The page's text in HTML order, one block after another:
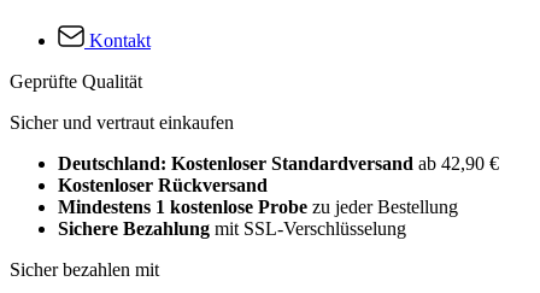
Kontakt
Geprüfte Qualität
Sicher und vertraut einkaufen
Deutschland: Kostenloser Standardversand ab 42,90 €
Kostenloser Rückversand
Mindestens 1 kostenlose Probe zu jeder Bestellung
Sichere Bezahlung mit SSL-Verschlüsselung
Sicher bezahlen mit